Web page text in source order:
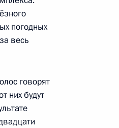
погодных
весь
говорят
них будут